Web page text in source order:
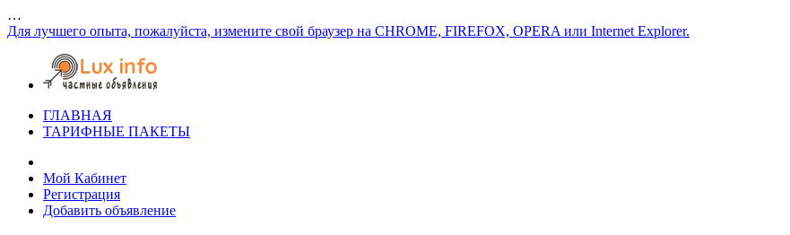
…
Для лучшего опыта, пожалуйста, измените свой браузер на CHROME, FIREFOX, OPERA или Internet Explorer.
ГЛАВНАЯ
ТАРИФНЫЕ ПАКЕТЫ
Мой Кабинет
Регистрация
Добавить объявление